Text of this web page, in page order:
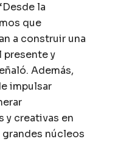
la
que
a construir una
presente y
Además,
impulsar
y creativas en
núcleos